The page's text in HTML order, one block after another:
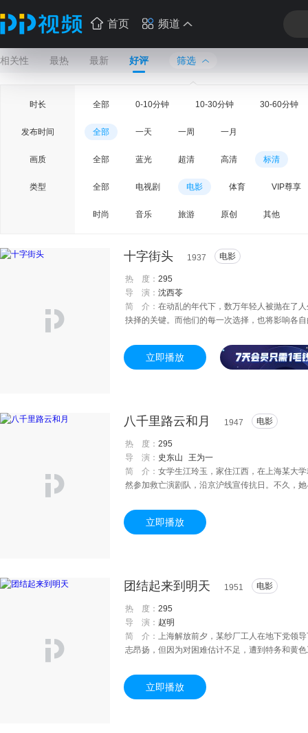
首页 频道
相关性 最热 最新 好评 筛选
时长 全部 0-10分钟 10-30分钟 30-60分钟
发布时间 全部 一天 一周 一月
画质 全部 蓝光 超清 高清 标清
类型 全部 电视剧 电影 体育 VIP尊享
时尚 音乐 旅游 原创 其他
十字街头 1937 电影
热 度： 295
导 演： 沈西苓
简 介： 在动乱的年代下，数万年轻人被抛在了
抉择的关键。而他们的每一次选择，也将影响各
空有一身才学却无法在乱世找到自己的位置。绝
到一份工作。在一次冲突中，老赵结识了在纱
立即播放
八千里路云和月 1947 电影
热 度： 295
导 演： 史东山
王为一
简 介： 女学生江玲玉，家住江西，在上海某大
然参加救亡演剧队，沿京沪线宣传抗日。不久，
婚。周家荣摇身变为“接收大员”，返沪前寻访玲
不得已仍寄居姨母家。周家荣靠“接收”大发横财
立即播放
团结起来到明天 1951 电影
热 度： 295
导 演： 赵明
简 介： 上海解放前夕，某纱厂工人在地下党领
志昂扬，但因为对困难估计不足，遭到特务和黄
色工会，掌握敌人的阴谋和动向。这时，国民党
机进行血腥镇压，工人们不怕牺牲予以回击，终
立即播放